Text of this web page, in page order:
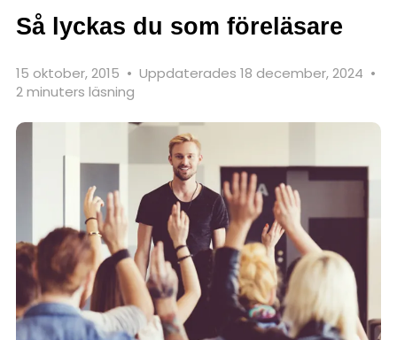
Så lyckas du som föreläsare
15 oktober, 2015 • Uppdaterades 18 december, 2024 •
2 minuters läsning